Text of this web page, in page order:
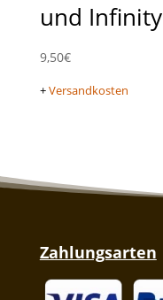
und Infinity
9,50€
+Versandkosten
Zahlungsarten